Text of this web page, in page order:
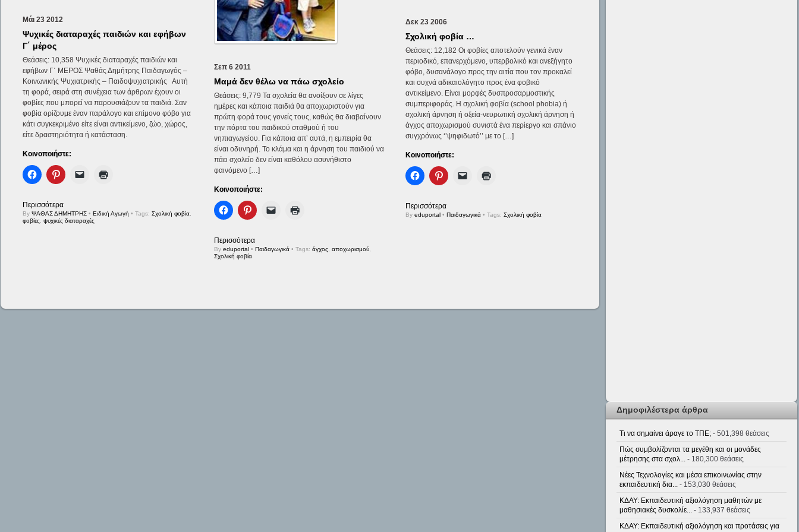
Μάι 23 2012
Ψυχικές διαταραχές παιδιών και εφήβων
Γ΄ μέρος
Θεάσεις: 10,358 Ψυχικές διαταραχές παιδιών και
εφήβων Γ΄ ΜΕΡΟΣ Ψαθάς Δημήτρης Παιδαγωγός –
Κοινωνικής Ψυχιατρικής – Παιδοψυχιατρικής Αυτή
τη φορά, σειρά στη συνέχεια των άρθρων έχουν οι
φοβίες που μπορεί να παρουσιάζουν τα παιδιά. Σαν
φοβία ορίζουμε έναν παράλογο και επίμονο φόβο για
κάτι συγκεκριμένο είτε είναι αντικείμενο, ζώο, χώρος,
είτε δραστηριότητα ή κατάσταση.
Κοινοποιήστε:
Περισσότερα
By ΨΑΘΑΣ ΔΗΜΗΤΡΗΣ • Ειδική Αγωγή • Tags: Σχολική φοβία,
φοβίες, ψυχικές διαταραχές
Σεπ 6 2011
Μαμά δεν θέλω να πάω σχολείο
Θεάσεις: 9,779 Τα σχολεία θα ανοίξουν σε λίγες
ημέρες και κάποια παιδιά θα αποχωριστούν για
πρώτη φορά τους γονείς τους, καθώς θα διαβαίνουν
την πόρτα του παιδικού σταθμού ή του
νηπιαγωγείου. Για κάποια απ’ αυτά, η εμπειρία θα
είναι οδυνηρή. Το κλάμα και η άρνηση του παιδιού να
πάει σχολείο δεν είναι καθόλου ασυνήθιστο
φαινόμενο […]
Κοινοποιήστε:
Περισσότερα
Byeduportal • Παιδαγωγικά • Tags:άγχος ,αποχωρισμού
Σχολική φοβία
Δεκ 23 2006
Σχολική φοβία …
Θεάσεις: 12,182 Οι φοβίες αποτελούν γενικά έναν
περιοδικό, επανερχόμενο, υπερβολικό και ανεξήγητο
φόβο, δυσανάλογο προς την αιτία που τον προκαλεί
και συχνά αδικαιολόγητο προς ένα φοβικό
αντικείμενο. Είναι μορφές δυσπροσαρμοστικής
συμπεριφοράς. H σχολική φοβία (school phobia) ή
σχολική άρνηση ή οξεία-νευρωτική σχολική άρνηση ή
άγχος αποχωρισμού συνιστά ένα περίεργο και σπάνιο
συγχρόνως ‘’ψηφιδωτό’’ με το […]
Κοινοποιήστε:
Περισσότερα
Byeduportal • Παιδαγωγικά • Tags:Σχολική φοβία
Δημοφιλέστερα άρθρα
Τι να σημαίνει άραγε το ΤΠΕ;- 501,398 θεάσεις
Πώς συμβολίζονται τα μεγέθη και οι μονάδες
μέτρησης στα σχολ...- 180,300 θεάσεις
Νέες Τεχνολογίες και μέσα επικοινωνίας στην
εκπαιδευτική δια...- 153,030 θεάσεις
ΚΔΑΥ: Εκπαιδευτική αξιολόγηση μαθητών με
μαθησιακές δυσκολίε...- 133,937 θεάσεις
ΚΔΑΥ: Εκπαιδευτική αξιολόγηση και προτάσεις για